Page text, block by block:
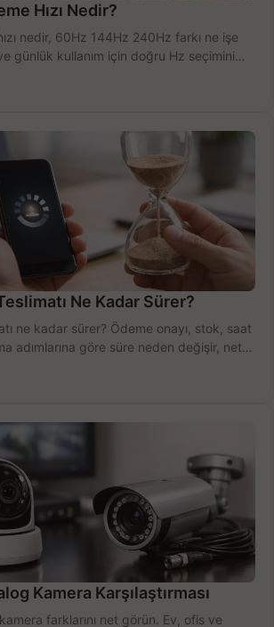
Hızı Nedir?
nedir, 60Hz 144Hz 240Hz farkı ne işe
günlük kullanım için doğru Hz seçimini
Ne Kadar Sürer?
ne kadar sürer? Ödeme onayı, stok, saat
adımlarına göre süre neden değişir, net
Kamera Karşılaştırması
farklarını net görün. Ev, ofis ve